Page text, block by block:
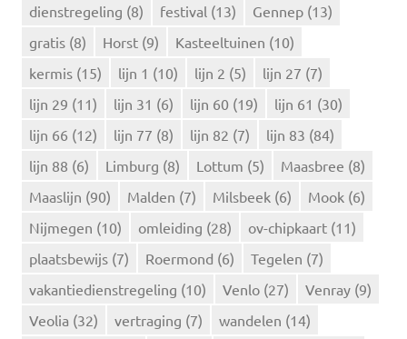
dienstregeling (8) festival (13) Gennep (13)
gratis (8) Horst (9) Kasteeltuinen (10)
kermis (15) lijn 1 (10) lijn 2 (5) lijn 27 (7)
lijn 29 (11) lijn 31 (6) lijn 60 (19) lijn 61 (30)
lijn 66 (12) lijn 77 (8) lijn 82 (7) lijn 83 (84)
lijn 88 (6) Limburg (8) Lottum (5) Maasbree (8)
Maaslijn (90) Malden (7) Milsbeek (6) Mook (6)
Nijmegen (10) omleiding (28) ov-chipkaart (11)
plaatsbewijs (7) Roermond (6) Tegelen (7)
vakantiedienstregeling (10) Venlo (27) Venray (9)
Veolia (32) vertraging (7) wandelen (14)